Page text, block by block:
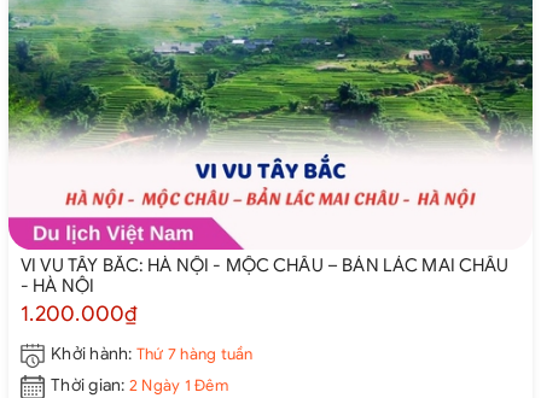
VI VU TÂY BẮC: HÀ NỘI - MỘC CHÂU – BẢN LÁC MAI CHÂU
- HÀ NỘI
1.200.000₫
Khởi hành: Thứ 7 hàng tuần
Thời gian: 2 Ngày 1 Đêm